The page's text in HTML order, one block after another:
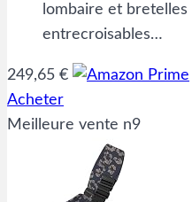
lombaire et
entrecroisables…
249,65 €
Acheter
Meilleure vente n9